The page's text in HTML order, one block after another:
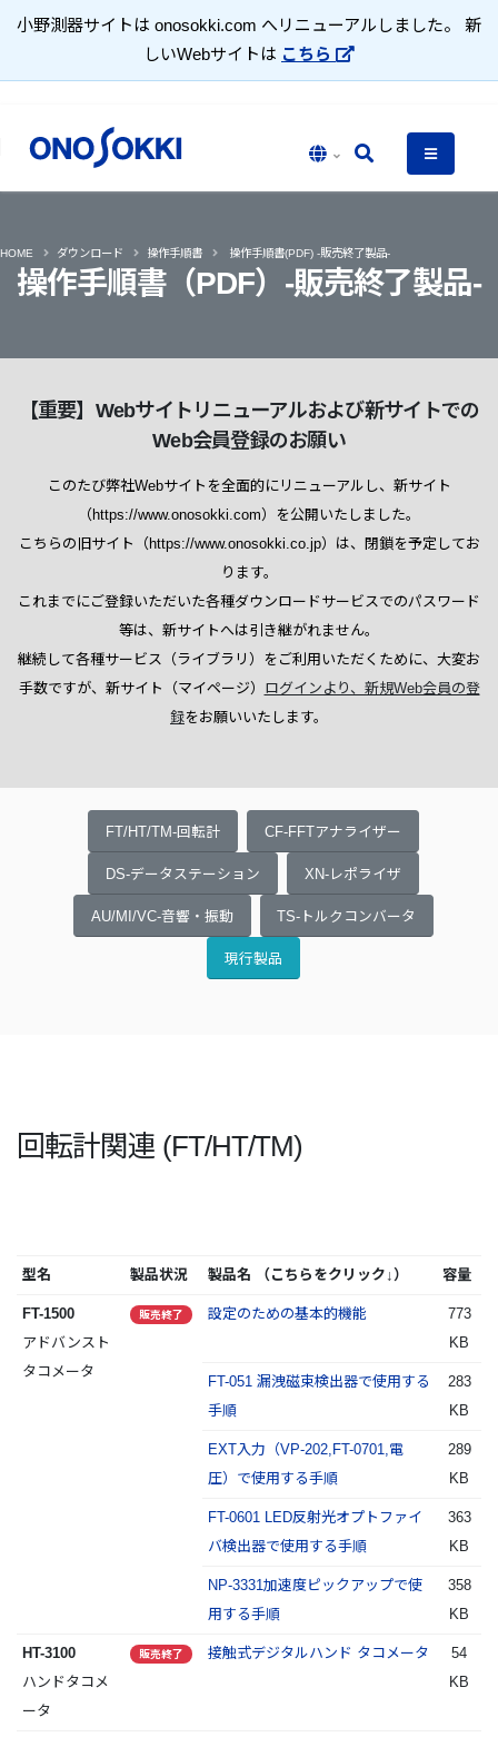
小野測器サイトは onosokki.com へリニューアルしました。 新
しいWebサイトは こちら
操作手順書（PDF）-販売終了製品-
HOME ダウンロード 操作手順書 操作手順書(PDF) -販売終了製品-
【重要】Webサイトリニューアルおよび新サイトでの
Web会員登録のお願い
このたび弊社Webサイトを全面的にリニューアルし、新サイト
（https://www.onosokki.com）を公開いたしました。
こちらの旧サイト（https://www.onosokki.co.jp）は、閉鎖を予定してお
ります。
これまでにご登録いただいた各種ダウンロードサービスでのパスワード
等は、新サイトへは引き継がれません。
継続して各種サービス（ライブラリ）をご利用いただくために、大変お
手数ですが、新サイト（マイページ） ログインより、新規Web会員の登
録をお願いいたします。
FT/HT/TM-回転計 CF-FFTアナライザー
DS-データステーション XN-レポライザ
AU/MI/VC-音響・振動 TS-トルクコンバータ
現行製品
回転計関連 (FT/HT/TM)
型名 製品状況 製品名 （こちらをクリック↓） 容量
FT-1500
アドバンスト
タコメータ
販売終了 設定のための基本的機能
773
KB
FT-051 漏洩磁束検出器で使用する
手順
283
KB
EXT入力（VP-202,FT-0701,電
圧）で使用する手順
289
KB
FT-0601 LED反射光オプトファイ
バ検出器で使用する手順
363
KB
NP-3331加速度ピックアップで使
用する手順
358
KB
HT-3100
ハンドタコメ
ータ
販売終了 接触式デジタルハンド タコメータ
54
KB